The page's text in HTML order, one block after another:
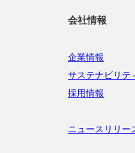
会社情報
企業情報
サステナビリテ
採用情報
ニュースリリー